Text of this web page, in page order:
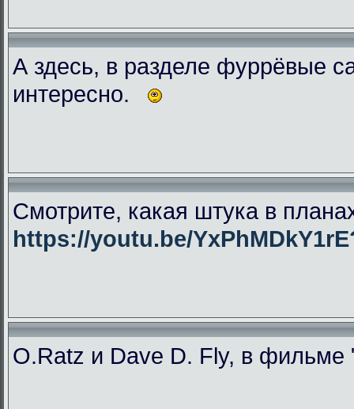
А здесь, в разделе фуррёвые
интересно.
Смотрите, какая штука в
https://youtu.be/
O.Ratz и Dave D. Fly, в